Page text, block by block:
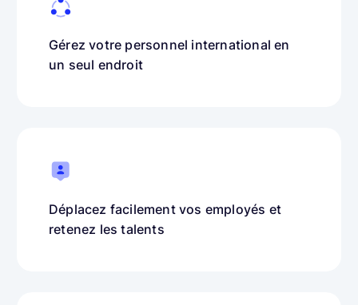
Gérez votre personnel international en
un seul endroit
Déplacez facilement vos employés et
retenez les talents